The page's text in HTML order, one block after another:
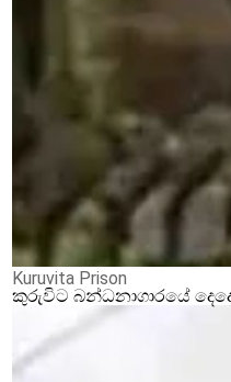
Kuruvita Prison
කුරුවිට බන්ධනාගාරයේ